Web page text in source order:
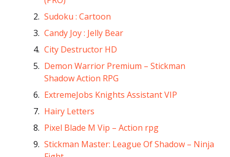
Sudoku : Cartoon
Candy Joy : Jelly Bear
City Destructor HD
Demon Warrior Premium – Stickman
Shadow Action RPG
ExtremeJobs Knights Assistant VIP
Hairy Letters
Pixel Blade M Vip – Action rpg
Stickman Master: League Of Shadow – Ninja